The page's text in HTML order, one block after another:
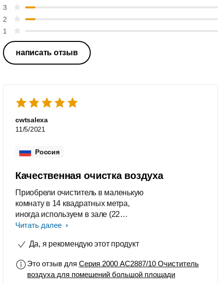
3
2
1
написать отзыв
cwtsalexa
11/5/2021
Россия
Качественная очистка воздуха
Приобрели очиститель в маленькую
комнату в 14 квадратных метра,
иногда используем в зале (22
квадратных метра). Очищает воздух
турбо мгновенно удаляет и
дыма или запахов готовки из
соседних квартир. Датчик
Читать далее
Да, я рекомендую этот продукт
Это отзыв для Серия 2000 AC2887/10 Очиститель
воздуха для помещений большой площади